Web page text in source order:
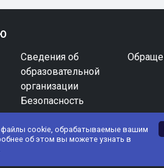
файлы cookie, обрабатываемые вашим
об этом вы можете узнать в
Сведения об
образовательной
организации
Безопасность